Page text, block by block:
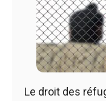
Le droit des